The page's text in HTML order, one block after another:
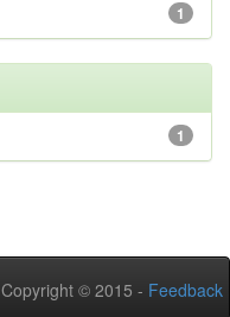
1
1
Copyright © 2015 - Feedback